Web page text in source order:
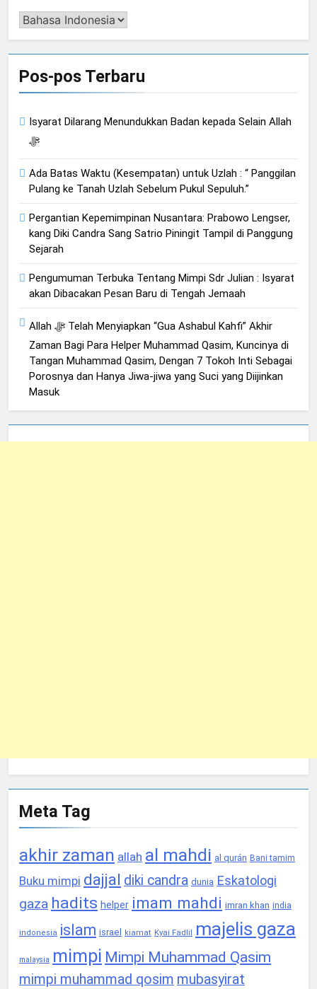
Pengalih
Pos-pos Terbaru
Isyarat Dilarang Menundukkan Badan kepada Selain Allah
ﷻ
Ada Batas Waktu (Kesempatan) untuk Uzlah : “ Panggilan
Pulang ke Tanah Uzlah Sebelum Pukul Sepuluh.”
Pergantian Kepemimpinan Nusantara: Prabowo Lengser,
kang Diki Candra Sang Satrio Piningit Tampil di Panggung
Sejarah
Pengumuman Terbuka Tentang Mimpi Sdr Julian : Isyarat
akan Dibacakan Pesan Baru di Tengah Jemaah
Allah ﷻ Telah Menyiapkan “Gua Ashabul Kahfi” Akhir
Zaman Bagi Para Helper Muhammad Qasim, Kuncinya di
Tangan Muhammad Qasim, Dengan 7 Tokoh Inti Sebagai
Porosnya dan Hanya Jiwa-jiwa yang Suci yang Diijinkan
Masuk
Meta Tag
akhir zaman allah al mahdi al qurán Bani tamim
Buku mimpi dajjal diki candra dunia Eskatologi
gaza hadits helper imam mahdi imran khan india
indonesia islam israel kiamat Kyai Fadlil majelis gaza
malaysia mimpi Mimpi Muhammad Qasim
mimpi muhammad qosim mubasyirat